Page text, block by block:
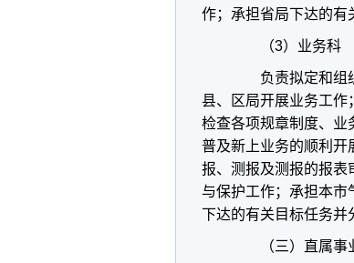
作；承担省局下达的有
（3）业务科
负责拟定和组织
县、区局开展业务工作
检查各项规章制度、业
普及新上业务的顺利开
报、测报及测报的报表
与保护工作；承担本市
下达的有关目标任务并
（三）直属事